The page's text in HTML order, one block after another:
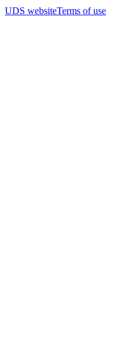
UDS websiteTerms of use